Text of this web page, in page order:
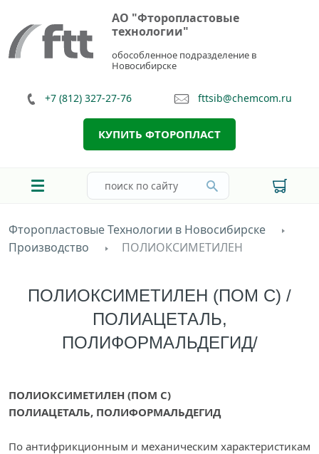
АО "Фторопластовые
технологии"
обособленное подразделение в
Новосибирске
+7 (812) 327-27-76 fttsib@chemcom.ru
КУПИТЬ ФТОРОПЛАСТ
Фторопластовые Технологии в Новосибирске
Производство
ПОЛИОКСИМЕТИЛЕН
ПОЛИОКСИМЕТИЛЕН (ПОМ С) /
ПОЛИАЦЕТАЛЬ,
ПОЛИФОРМАЛЬДЕГИД/
ПОЛИОКСИМЕТИЛЕН (ПОМ С)
ПОЛИАЦЕТАЛЬ, ПОЛИФОРМАЛЬДЕГИД
По антифрикционным и механическим характеристикам